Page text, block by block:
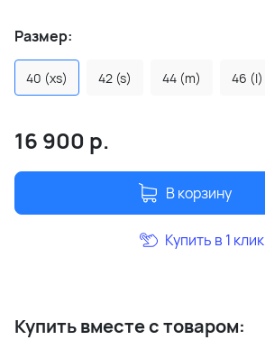
Размер:
40 (xs) 42 (s) 44 (m) 46 (l)
16 900 р.
В корзину
Купить в 1 клик
Купить вместе с товаром: